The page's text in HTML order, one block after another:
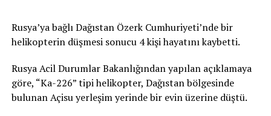
kente yakın çevresindeki cenaze salonlarında da
yoğunluk yaşandığını kaydetti. Fransa’daki acil sağlık
gün aşırı sıcaklardan etkilendiği değerlendirilen 109 kişi
yaşamını yitirmişti. Bu sayının yalnızca ev ve kamusal
alanda hayatını kaybedenleri kapsadığı bildirilmişti.
Rusya’ya bağlı Dağıstan Özerk Cumhuriyeti’nde bir
helikopterin düşmesi sonucu 4 kişi hayatını kaybetti.
Rusya Acil Durumlar Bakanlığından yapılan açıklamaya
göre, “Ka-226” tipi helikopter, Dağıstan bölgesinde
bulunan Açisu yerleşim yerinde bir evin üzerine düştü.